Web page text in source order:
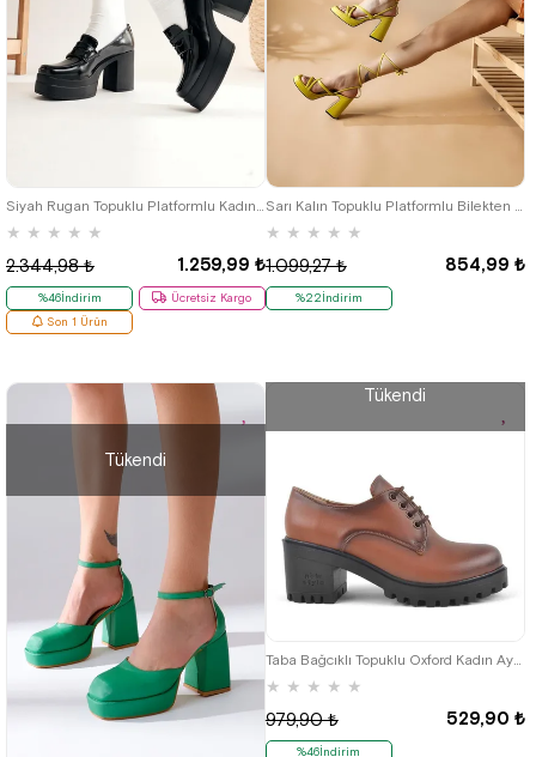
Siyah Rugan Topuklu Platformlu Kadın Ayakkabı
★ ★ ★ ★ ★
1.259,99 ₺
2.344,98 ₺
%46İndirim
Ücretsiz Kargo
Son 1 Ürün
Sarı Kalın Topuklu Platformlu Bilekten Bağlamalı Kadın Sandalet
★ ★ ★ ★ ★
854,99 ₺
1.099,27 ₺
%22İndirim
Tükendi
Tükendi
Taba Bağcıklı Topuklu Oxford Kadın Ayakkabı
★ ★ ★ ★ ★
529,90 ₺
979,90 ₺
%46İndirim